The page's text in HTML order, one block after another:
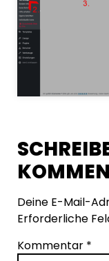
Deine E-Mail-
Erforderliche
Kommentar *